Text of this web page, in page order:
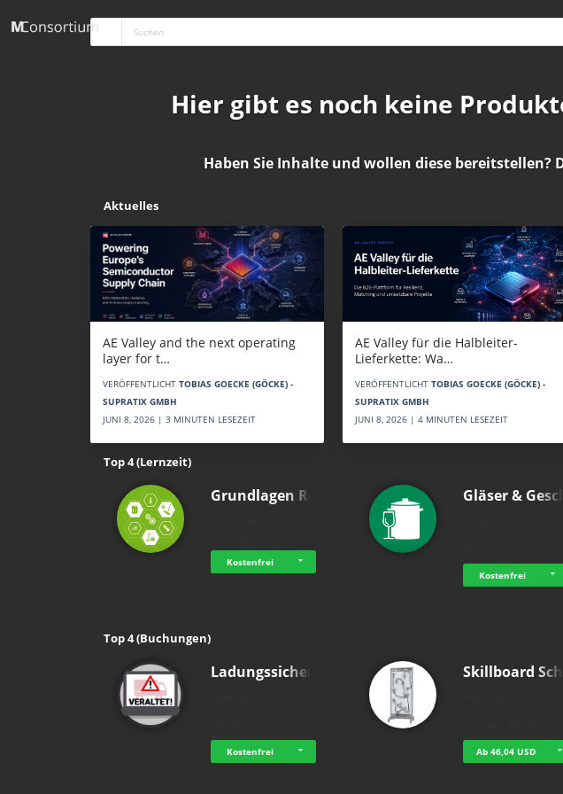
Hier gibt es noch keine
Haben Sie Inhalte und wollen diese bereitstellen?
Aktuelles
AE Valley and the next operating
layer for t…
VERÖFFENTLICHT TOBIAS GOECKE (GÖCKE) -
SUPRATIX GMBH
JUNI 8, 2026 | 3 MINUTEN LESEZEIT
AE Valley für die Halbleiter-
Lieferkette: Wa…
VERÖFFENTLICHT TOBIAS GOECKE (GÖCKE) -
SUPRATIX GMBH
JUNI 8, 2026 | 4 MINUTEN LESEZEIT
Top 4 (Lernzeit)
Grundlagen Rein…
Bereich Chemie und …
Kostenfrei
Gläser &
Servicemodul
Kostenfrei
Top 4 (Buchungen)
Ladungssicherung
Rechtliche Grundlage…
Kostenfrei
Skillboard
Learning: Hydrauliks…
Ab 46,04 USD